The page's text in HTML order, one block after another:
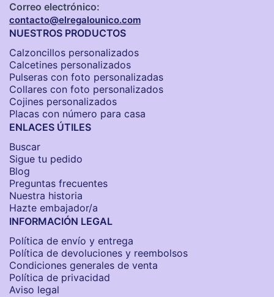
Correo electrónico:
contacto@elregalounico.com
NUESTROS PRODUCTOS
Calzoncillos personalizados​
Calcetines personalizados
Pulseras con foto personalizadas
Collares con foto personalizados
Cojines personalizados
Placas con número para casa
ENLACES ÚTILES
Buscar
Sigue tu pedido
Blog
Preguntas frecuentes
Nuestra historia
Hazte embajador/a
INFORMACIÓN LEGAL
Política de envío y entrega
Política de devoluciones y reembolsos
Condiciones generales de venta
Política de privacidad
Aviso legal